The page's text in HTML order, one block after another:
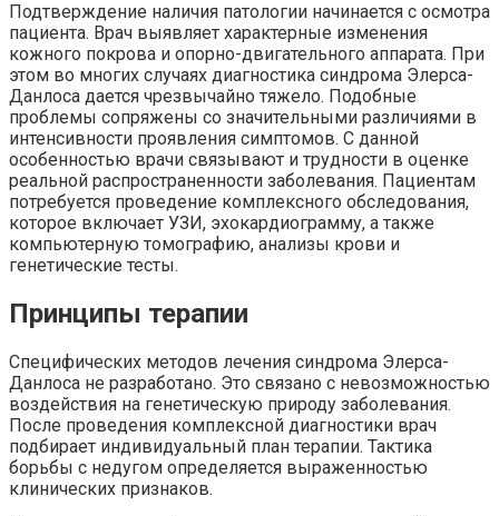
Подтверждение наличия патологии начинается с осмотра
пациента. Врач выявляет характерные изменения
кожного покрова и опорно-двигательного аппарата. При
этом во многих случаях диагностика синдрома Элерса-
Данлоса дается чрезвычайно тяжело. Подобные
проблемы сопряжены со значительными различиями в
интенсивности проявления симптомов. С данной
особенностью врачи связывают и трудности в оценке
реальной распространенности заболевания. Пациентам
потребуется проведение комплексного обследования,
которое включает УЗИ, эхокардиограмму, а также
компьютерную томографию, анализы крови и
генетические тесты.
Принципы терапии
Специфических методов лечения синдрома Элерса-
Данлоса не разработано. Это связано с невозможностью
воздействия на генетическую природу заболевания.
После проведения комплексной диагностики врач
подбирает индивидуальный план терапии. Тактика
борьбы с недугом определяется выраженностью
клинических признаков.